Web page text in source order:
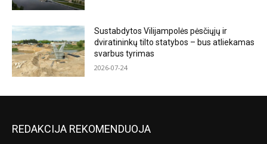
Sustabdytos Vilijampolės pėsčiųjų ir
dviratininkų tilto statybos – bus atliekamas
svarbus tyrimas
2026-07-24
REDAKCIJA REKOMENDUOJA